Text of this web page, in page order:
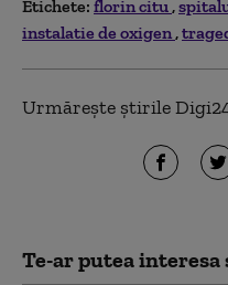
Etichete: florin citu
instalatie de oxigen
Urmărește știrile
Te-ar putea interesa